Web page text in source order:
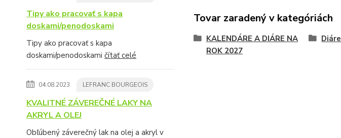
Tipy ako pracovať s kapa
doskami/penodoskami
Tipy ako pracovať s kapa
doskami/penodoskami čítať celé
04.08.2023 LEFRANC BOURGEOIS
KVALITNÉ ZÁVEREČNÉ LAKY NA
AKRYL A OLEJ
Obľúbený záverečný lak na olej a akryl v
Tovar zaradený v kategóriách
KALENDÁRE A DIÁRE NA
ROK 2027
Diáre